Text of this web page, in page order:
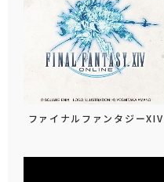
ファイナルファンタジーXIV